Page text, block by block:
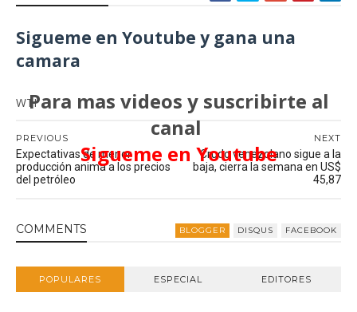
Sigueme en Youtube y gana una
camara
Para mas videos y suscribirte al
canal
Sigueme en Youtube
WTI
NEXT
Crudo venezolano sigue a la
baja, cierra la semana en US$
45,87
PREVIOUS
Expectativas de menor
producción anima a los precios
del petróleo
COMMENTS BLOGGER DISQUS FACEBOOK
POPULARES ESPECIAL EDITORES